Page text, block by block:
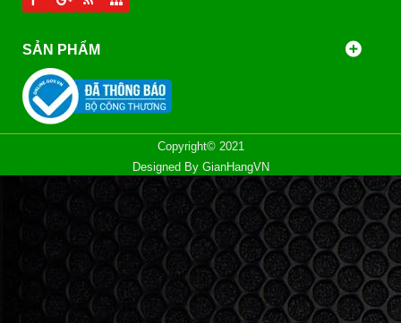
SẢN PHẨM
Copyright© 2021
Designed By GianHangVN